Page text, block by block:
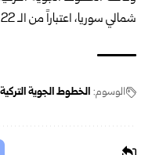
شمالي سوريا، اعتباراً من الـ 22 من نيسان الجاري.
الوسوم: الخطوط الجوية التركية